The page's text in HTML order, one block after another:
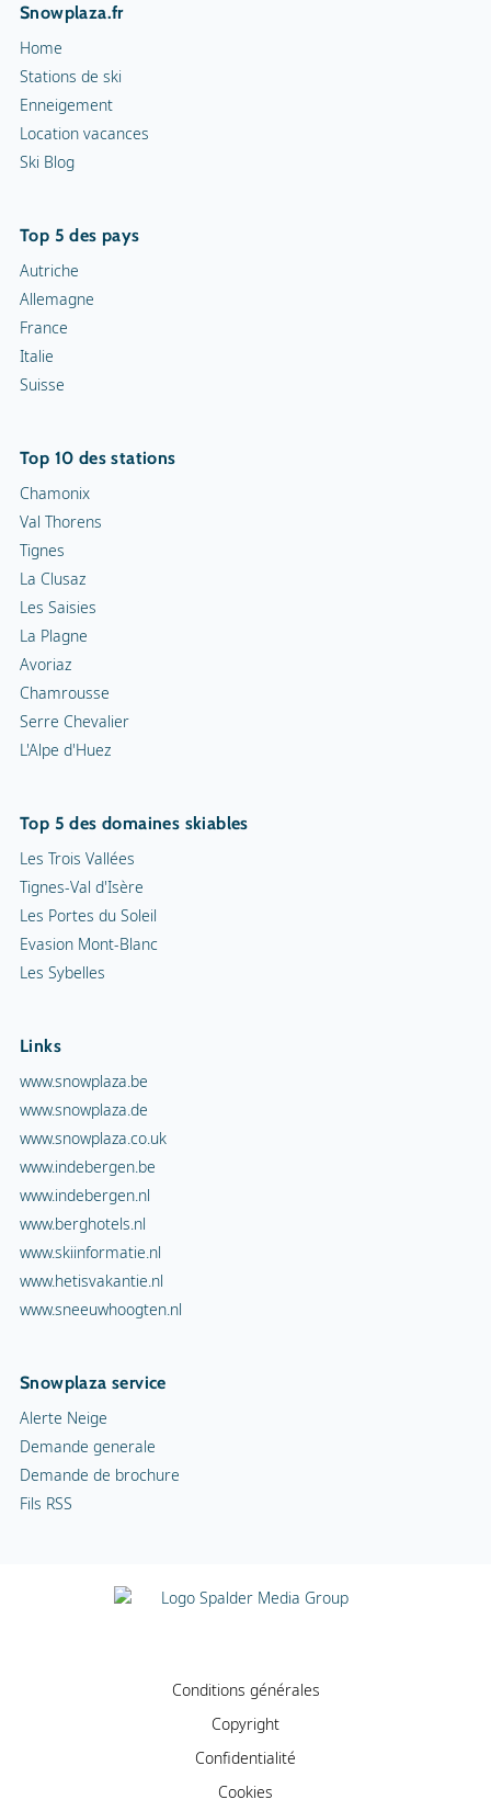
Snowplaza.fr
Home
Stations de ski
Enneigement
Location vacances
Ski Blog
Top 5 des pays
Autriche
Allemagne
France
Italie
Suisse
Top 10 des stations
Chamonix
Val Thorens
Tignes
La Clusaz
Les Saisies
La Plagne
Avoriaz
Chamrousse
Serre Chevalier
L'Alpe d'Huez
Top 5 des domaines skiables
Les Trois Vallées
Tignes-Val d'Isère
Les Portes du Soleil
Evasion Mont-Blanc
Les Sybelles
Links
www.snowplaza.be
www.snowplaza.de
www.snowplaza.co.uk
www.indebergen.be
www.indebergen.nl
www.berghotels.nl
www.skiinformatie.nl
www.hetisvakantie.nl
www.sneeuwhoogten.nl
Snowplaza service
Alerte Neige
Demande generale
Demande de brochure
Fils RSS
Conditions générales
Copyright
Confidentialité
Cookies